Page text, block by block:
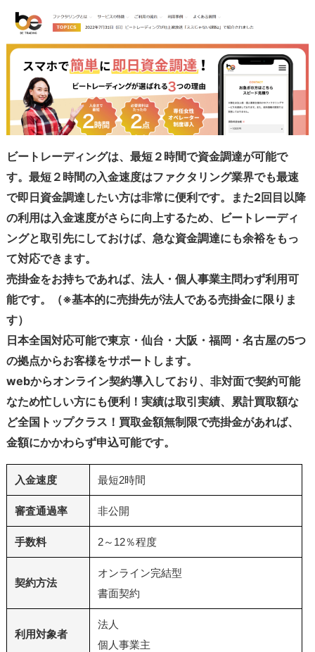
ビートレーディングは、最短２時間で資金調達が可能で
す。最短２時間の入金速度はファクタリング業界でも最速
で即日資金調達したい方は非常に便利です。また2回目以降
の利用は入金速度がさらに向上するため、ビートレーディ
ングと取引先にしておけば、急な資金調達にも余裕をもっ
て対応できます。
売掛金をお持ちであれば、法人・個人事業主問わず利用可
能です。（※基本的に売掛先が法人である売掛金に限りま
す）
日本全国対応可能で東京・仙台・大阪・福岡・名古屋の5つ
の拠点からお客様をサポートします。
webからオンライン契約導入しており、非対面で契約可能
なため忙しい方にも便利！実績は取引実績、累計買取額な
ど全国トップクラス！買取金額無制限で売掛金があれば、
金額にかかわらず申込可能です。
入金速度 最短2時間
審査通過率 非公開
手数料 2～12％程度
契約方法
オンライン完結型
書面契約
利用対象者
法人
個人事業主